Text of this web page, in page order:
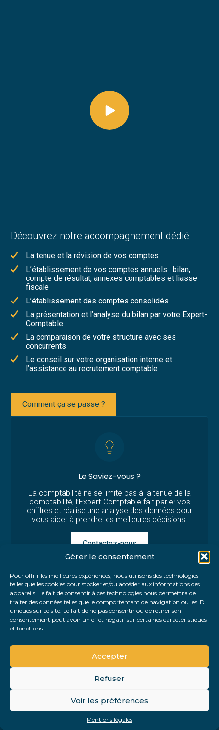
Gérer le consentement
Pour offrir les meilleures expériences, nous utilisons des technologies
telles que les cookies pour stocker et/ou accéder aux informations des
appareils. Le fait de consentir à ces technologies nous permettra de
traiter des données telles que le comportement de navigation ou les ID
uniques sur ce site. Le fait de ne pas consentir ou de retirer son
consentement peut avoir un effet négatif sur certaines caractéristiques
et fonctions.
Accepter
Refuser
Voir les préférences
Mentions légales
Découvrez notre accompagnement dédié
La tenue et la révision de vos comptes
L’établissement de vos comptes annuels : bilan,
compte de résultat, annexes comptables et liasse
fiscale
L’établissement des comptes consolidés
La présentation et l’analyse du bilan par votre Expert-
Comptable
La comparaison de votre structure avec ses
concurrents
Le conseil sur votre organisation interne et
l’assistance au recrutement comptable
Comment ça se passe ?
Le Saviez-vous ?
La comptabilité ne se limite pas à la tenue de la
comptabilité, l’Expert-Comptable fait parler vos
chiffres et réalise une analyse des données pour
vous aider à prendre les meilleures décisions.
Contactez-nous
Comment ça se
Faisons connaissance